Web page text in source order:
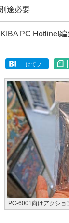
途必要
PC Hotline!編
はてブ
PC-6001向けアクショ